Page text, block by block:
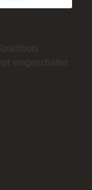
eingeschaltet